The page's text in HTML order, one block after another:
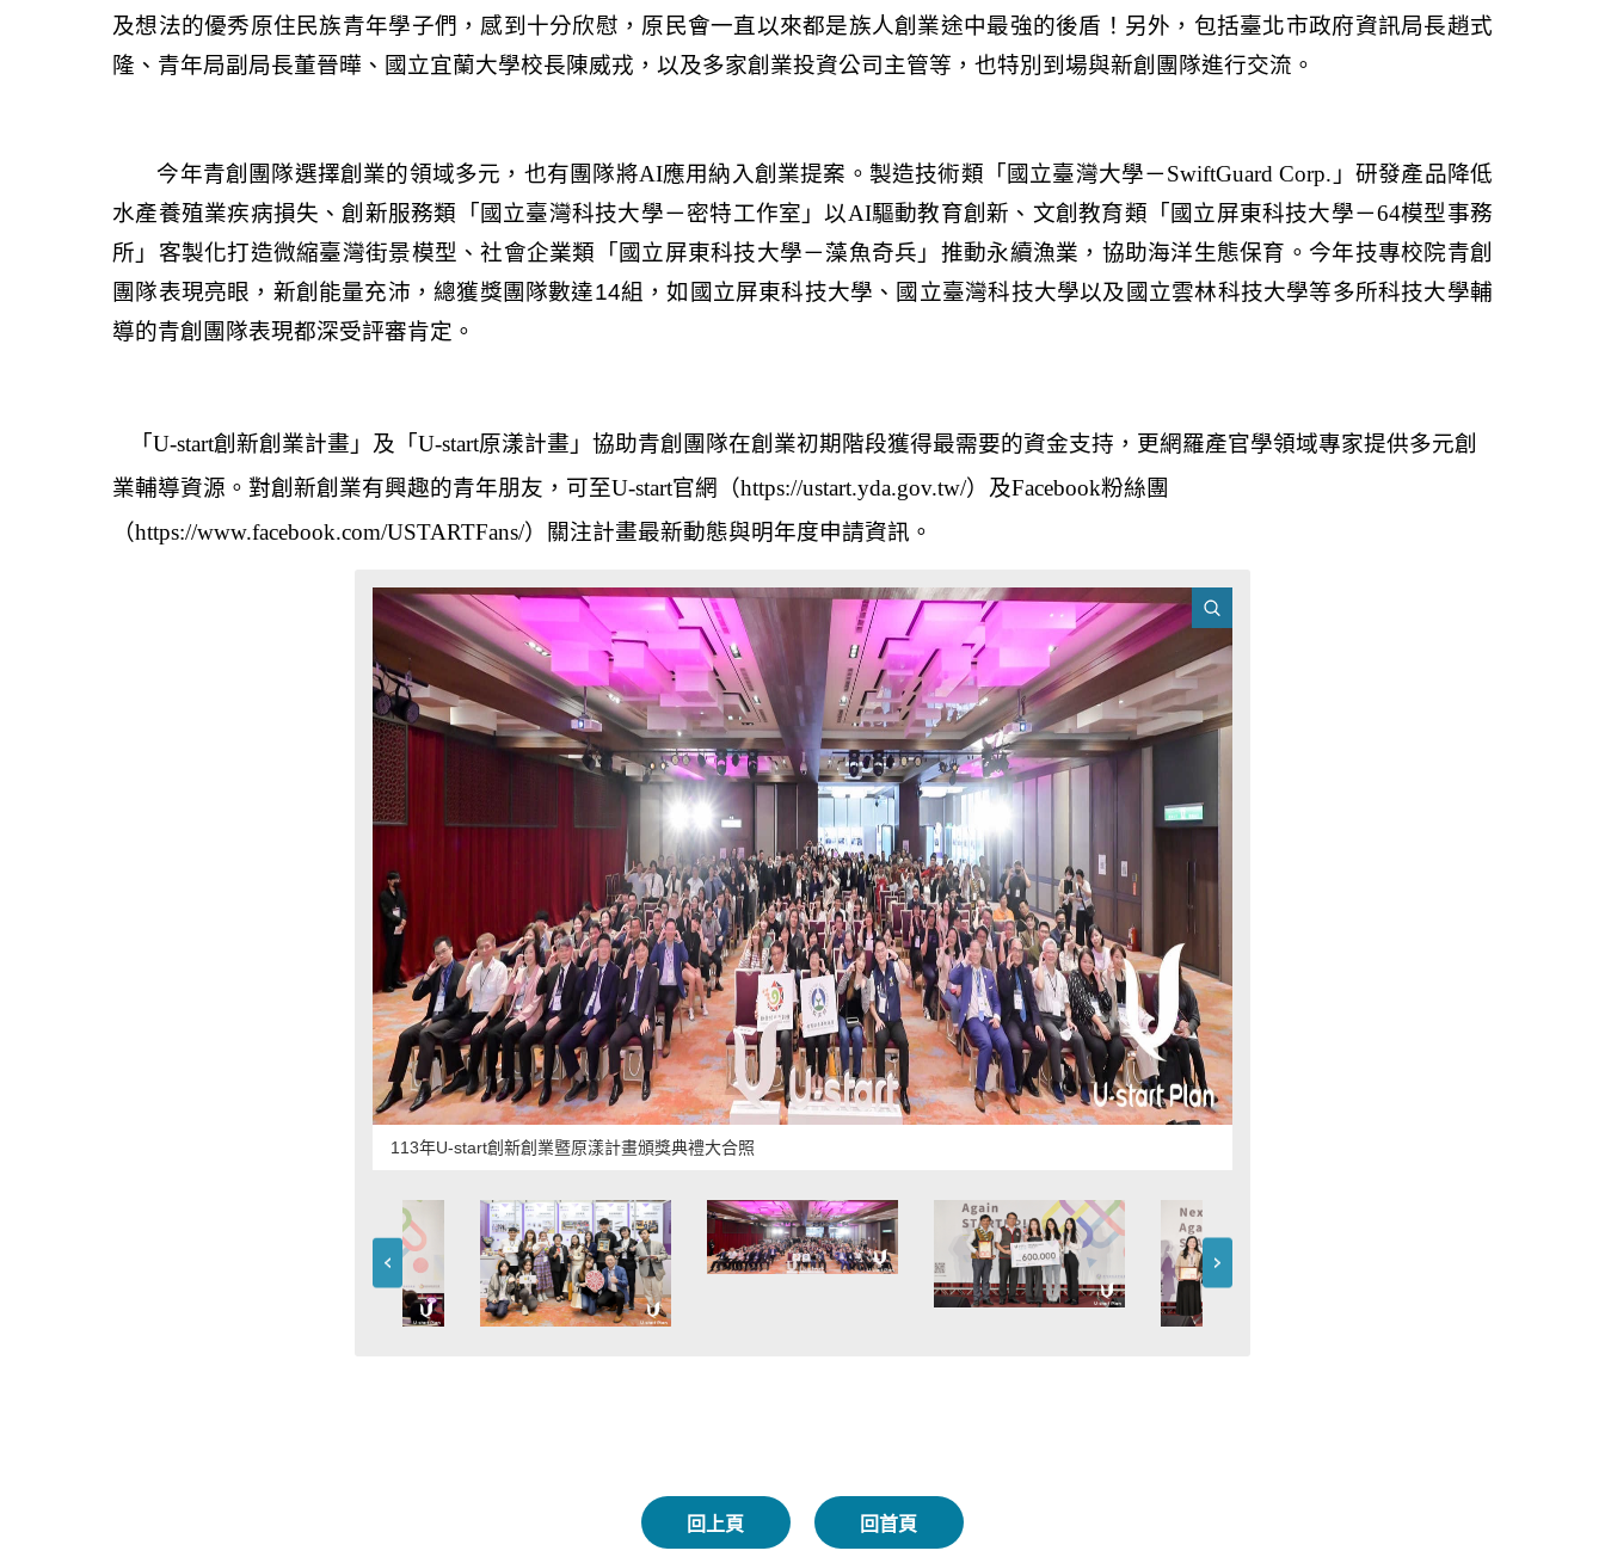
及想法的優秀原住民族青年學子們，感到十分欣慰，原民會一直以來都是族人創業途中最強的後盾！另外，包括臺北市政府資訊局長趙式
隆、青年局副局長董晉曄、國立宜蘭大學校長陳威戎，以及多家創業投資公司主管等，也特別到場與新創團隊進行交流。
今年青創團隊選擇創業的領域多元，也有團隊將AI應用納入創業提案。製造技術類「國立臺灣大學－SwiftGuard Corp. 」研發產品降低
水產養殖業疾病損失、創新服務類「國立臺灣科技大學－密特工作室」以AI驅動教育創新 、文創教育類「國立屏東科技大學－64模型事務
所」客製化打造微縮臺灣街景模型、社會企業類「國立屏東科技大學－藻魚奇兵」推動永續漁業，協助海洋生態保育。今年技專校院青創
團隊表現亮眼，新創能量充沛，總獲獎團隊數達14組，如國立屏東科技大學、國立臺灣科技大學以及國立雲林科技大學等多所科技大學輔
導的青創團隊表現都深受評審肯定。
「U-start創新創業計畫」及「U-start原漾計畫」協助青創團隊在創業初期階段獲得最需要的資金支持，更網羅產官學領域專家提供多元創
業輔導資源。對創新創業有興趣的青年朋友，可至U-start官網（https://ustart.yda.gov.tw/）及Facebook粉絲團
（https://www.facebook.com/USTARTFans/）關注計畫最新動態與明年度申請資訊。
113年U-start創新創業暨原漾計畫頒獎典禮大合照
回上頁 回首頁